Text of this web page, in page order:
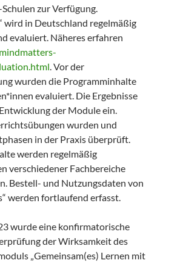
zur Verfügung.
wird in Deutschland regelmäßig
evaluiert. Näheres erfahren
. Vor der
wurden die Programminhalte
evaluiert. Die Ergebnisse
der Module ein.
wurden und
in der Praxis überprüft.
werden regelmäßig
verschiedener Fachbereiche
Bestell- und Nutzungsdaten von
werden fortlaufend erfasst.
wurde eine konfirmatorische
der Wirksamkeit des
„Gemeinsam(es) Lernen mit